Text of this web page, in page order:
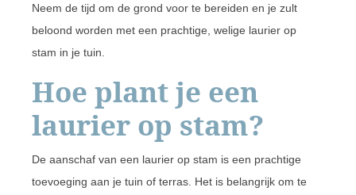
Neem de tijd om de grond voor te bereiden en je zult
beloond worden met een prachtige, welige laurier op
stam in je tuin.
Hoe plant je een
laurier op stam?
De aanschaf van een laurier op stam is een prachtige
toevoeging aan je tuin of terras. Het is belangrijk om te